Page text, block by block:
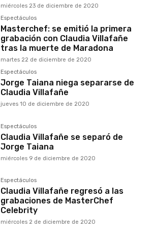
miércoles 23 de diciembre de 2020
Espectáculos
Masterchef: se emitió la primera
grabación con Claudia Villafañe
tras la muerte de Maradona
martes 22 de diciembre de 2020
Espectáculos
Jorge Taiana niega separarse de
Claudia Villafañe
jueves 10 de diciembre de 2020
Espectáculos
Claudia Villafañe se separó de
Jorge Taiana
miércoles 9 de diciembre de 2020
Espectáculos
Claudia Villafañe regresó a las
grabaciones de MasterChef
Celebrity
miércoles 2 de diciembre de 2020